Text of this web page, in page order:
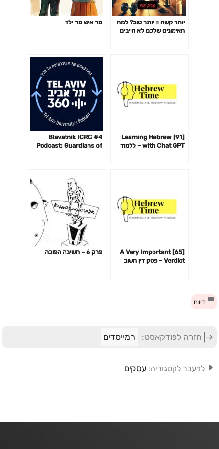
יותר קשה = יותר טוב? למה
האימונים שלכם לא חייבים
מר איש מר ילד
[91] Learning Hebrew
with Chat GPT – ללמוד
#4 Blavatnik ICRC
Podcast: Guardians of
[65] A Very Important
Verdict – פסק דין חשוב
פרק 6 – חשיבה הפוכה
דיווח
חזרה לפודקאסט: המייסדים
למעבר לקטגוריה: עסקים